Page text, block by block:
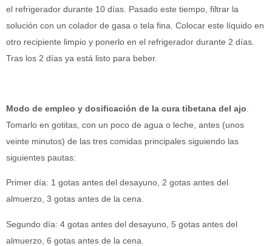
el refrigerador durante 10 días. Pasado este tiempo, filtrar la
solución con un colador de gasa o tela fina. Colocar este líquido en
otro recipiente limpio y ponerlo en el refrigerador durante 2 días.
Tras los 2 días ya está listo para beber.
Modo de empleo y dosificación de la cura tibetana del ajo
Tomarlo en gotitas, con un poco de agua o leche, antes (unos
veinte minutos) de las tres comidas principales siguiendo las
siguientes pautas:
Primer día: 1 gotas antes del desayuno, 2 gotas antes del
almuerzo, 3 gotas antes de la cena.
Segundo día: 4 gotas antes del desayuno, 5 gotas antes del
almuerzo, 6 gotas antes de la cena.